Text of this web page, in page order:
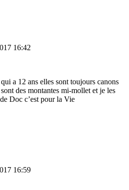
16:42
a 12 ans elles sont toujours canons
des montantes mi-mollet et je les
Doc c’est pour la Vie
16:59